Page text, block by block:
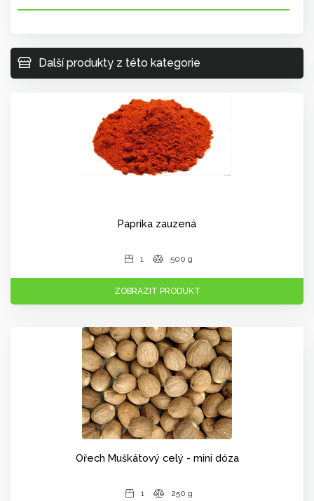
Další produkty z této kategorie
Paprika zauzená
1 500 g
ZOBRAZIT PRODUKT
Ořech Muškátový celý - mini dóza
1 250 g